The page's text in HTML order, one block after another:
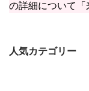
の詳細について「
人気カテゴリー